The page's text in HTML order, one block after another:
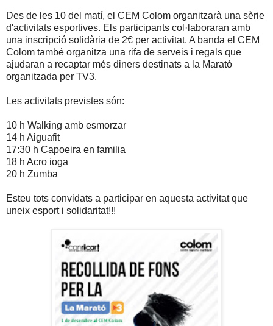
Des de les 10 del matí, el CEM Colom organitzarà una sèrie
d'activitats esportives. Els participants col·laboraran amb
una inscripció solidària de 2€ per activitat. A banda el CEM
Colom també organitza una rifa de serveis i regals que
ajudaran a recaptar més diners destinats a la Marató
organitzada per TV3.
Les activitats previstes són:
10 h Walking amb esmorzar
14 h Aiguafit
17:30 h Capoeira en familia
18 h Acro ioga
20 h Zumba
Esteu tots convidats a participar en aquesta activitat que
uneix esport i solidaritat!!!